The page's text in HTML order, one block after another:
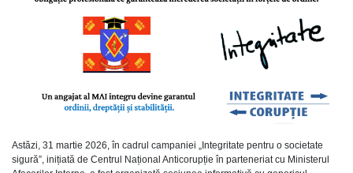
Astăzi, 31 martie 2026, în cadrul campaniei „Integritate pentru o societate
sigură”, inițiată de Centrul Național Anticorupție în parteneriat cu Ministerul